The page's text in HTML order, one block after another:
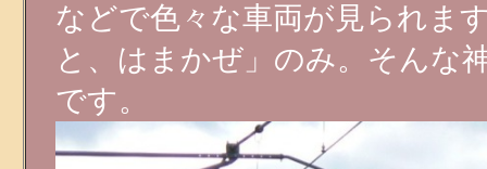
などで色々な車両が見られま
と、はまかぜ」のみ。そんな
です。